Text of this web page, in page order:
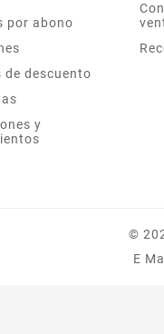
por abono
de descuento
y
©
E